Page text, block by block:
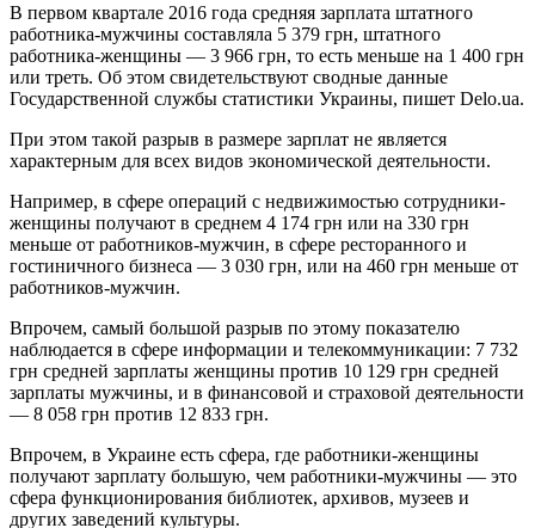
В первом квартале 2016 года средняя зарплата штатного
работника-мужчины составляла 5 379 грн, штатного
работника-женщины — 3 966 грн, то есть меньше на 1 400 грн
или треть. Об этом свидетельствуют сводные данные
Государственной службы статистики Украины, пишет Delo.ua.
При этом такой разрыв в размере зарплат не является
характерным для всех видов экономической деятельности.
Например, в сфере операций с недвижимостью сотрудники-
женщины получают в среднем 4 174 грн или на 330 грн
меньше от работников-мужчин, в сфере ресторанного и
гостиничного бизнеса — 3 030 грн, или на 460 грн меньше от
работников-мужчин.
Впрочем, самый большой разрыв по этому показателю
наблюдается в сфере информации и телекоммуникации: 7 732
грн средней зарплаты женщины против 10 129 грн средней
зарплаты мужчины, и в финансовой и страховой деятельности
— 8 058 грн против 12 833 грн.
Впрочем, в Украине есть сфера, где работники-женщины
получают зарплату большую, чем работники-мужчины — это
сфера функционирования библиотек, архивов, музеев и
других заведений культуры.